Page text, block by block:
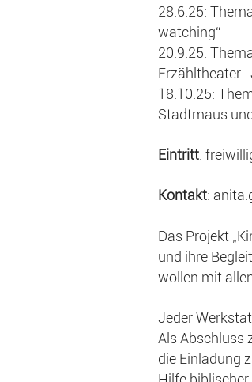
28.6.25:
watching“
20.9.25:
Erzähltheater
18.10.25:
Stadtmaus
Eintritt:
Kontakt:
Das Projekt
und ihre
wollen mit
Jeder
Als Abschluss
die Einladung